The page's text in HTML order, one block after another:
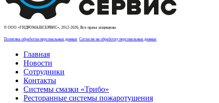
© ООО «ГИДРОМАШСЕРВИС», 2012-2026, Все права защищены
Политика обработки персональных данных Согласие на обработку персональных данных
Главная
Новости
Сотрудники
Контакты
Системы смазки «Трибо»
Ресторанные системы пожаротушения